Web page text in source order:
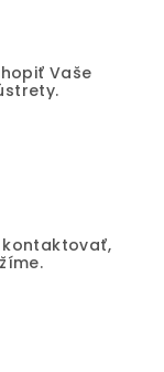
Vaše